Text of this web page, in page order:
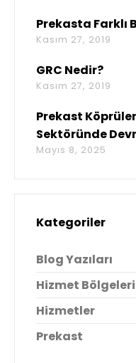
Prekasta Farklı
Kasım 27, 2019
GRC Nedir?
Kasım 27, 2019
Prekast
Sektöründe
Mayıs 8, 2025
Kategoriler
Blog Yazıları
Hizmet Bölgeleri
Hizmetler
Prekast